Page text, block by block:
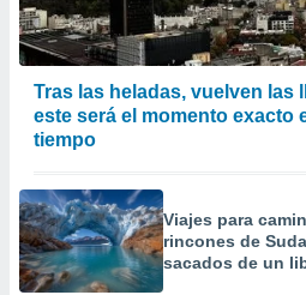
Tras las heladas, vuelven las
este será el momento exacto
tiempo
Viajes para
rincones de
sacados de un